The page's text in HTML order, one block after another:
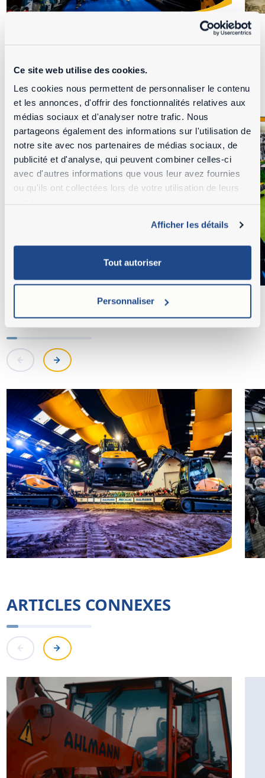
Ce site web utilise des cookies.
Les cookies nous permettent de personnaliser le contenu
et les annonces, d'offrir des fonctionnalités relatives aux
médias sociaux et d'analyser notre trafic. Nous
partageons également des informations sur l'utilisation de
notre site avec nos partenaires de médias sociaux, de
publicité et d'analyse, qui peuvent combiner celles-ci
avec d'autres informations que vous leur avez fournies
ou qu'ils ont collectées lors de votre utilisation de leurs
Afficher les détails
Tout autoriser
Personnaliser
ARTICLES CONNEXES